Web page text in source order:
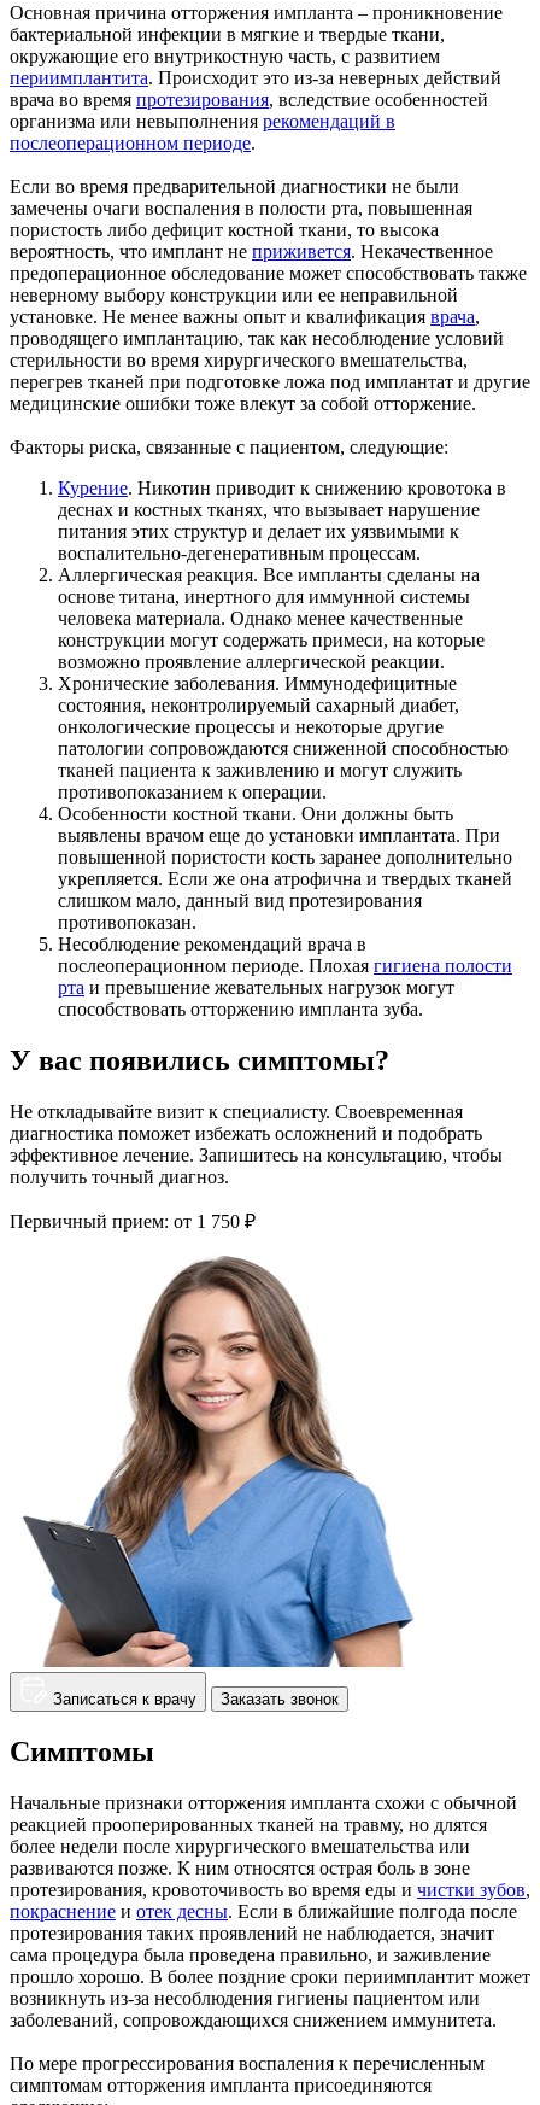
Основная причина отторжения импланта – проникновение
бактериальной инфекции в мягкие и твердые ткани,
окружающие его внутрикостную часть, с развитием
периимплантита. Происходит это из-за неверных действий
врача во время протезирования, вследствие особенностей
организма или невыполнения рекомендаций в
послеоперационном периоде.
Если во время предварительной диагностики не были
замечены очаги воспаления в полости рта, повышенная
пористость либо дефицит костной ткани, то высока
вероятность, что имплант не приживется. Некачественное
предоперационное обследование может способствовать также
неверному выбору конструкции или ее неправильной
установке. Не менее важны опыт и квалификация врача,
проводящего имплантацию, так как несоблюдение условий
стерильности во время хирургического вмешательства,
перегрев тканей при подготовке ложа под имплантат и другие
медицинские ошибки тоже влекут за собой отторжение.
Факторы риска, связанные с пациентом, следующие:
Курение. Никотин приводит к снижению кровотока в
деснах и костных тканях, что вызывает нарушение
питания этих структур и делает их уязвимыми к
воспалительно-дегенеративным процессам.
Аллергическая реакция. Все импланты сделаны на
основе титана, инертного для иммунной системы
человека материала. Однако менее качественные
конструкции могут содержать примеси, на которые
возможно проявление аллергической реакции.
Хронические заболевания. Иммунодефицитные
состояния, неконтролируемый сахарный диабет,
онкологические процессы и некоторые другие
патологии сопровождаются сниженной способностью
тканей пациента к заживлению и могут служить
противопоказанием к операции.
Особенности костной ткани. Они должны быть
выявлены врачом еще до установки имплантата. При
повышенной пористости кость заранее дополнительно
укрепляется. Если же она атрофична и твердых тканей
слишком мало, данный вид протезирования
противопоказан.
Несоблюдение рекомендаций врача в
послеоперационном периоде. Плохая гигиена полости
рта и превышение жевательных нагрузок могут
способствовать отторжению импланта зуба.
У вас появились симптомы?
Не откладывайте визит к специалисту. Своевременная
диагностика поможет избежать осложнений и подобрать
эффективное лечение. Запишитесь на консультацию, чтобы
получить точный диагноз.
Первичный прием: от 1 750 ₽
Записаться к врачу Заказать звонок
Симптомы
Начальные признаки отторжения импланта схожи с обычной
реакцией прооперированных тканей на травму, но длятся
более недели после хирургического вмешательства или
развиваются позже. К ним относятся острая боль в зоне
протезирования, кровоточивость во время еды и чистки зубов,
покраснение и отек десны. Если в ближайшие полгода после
протезирования таких проявлений не наблюдается, значит
сама процедура была проведена правильно, и заживление
прошло хорошо. В более поздние сроки периимплантит может
возникнуть из-за несоблюдения гигиены пациентом или
заболеваний, сопровождающихся снижением иммунитета.
По мере прогрессирования воспаления к перечисленным
симптомам отторжения импланта присоединяются